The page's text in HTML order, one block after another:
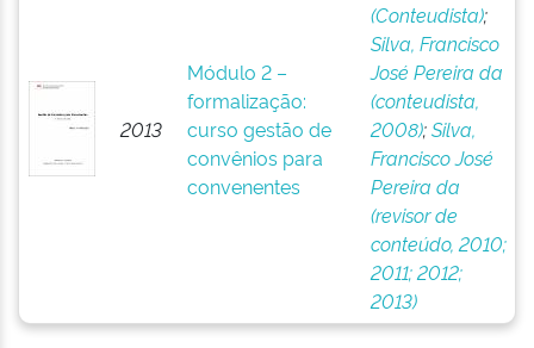
2013
Módulo 2 –
formalização:
curso gestão de
convênios para
convenentes
(Conteudista);
Silva, Francisco
José Pereira da
(conteudista,
2008);Silva,
Francisco José
Pereira da
(revisor de
conteúdo, 2010;
2011; 2012;
2013)